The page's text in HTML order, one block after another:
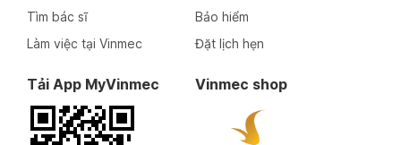
Tìm bác sĩ
Làm việc tại Vinmec
Bảo hiểm
Đặt lịch hẹn
Tải App MyVinmec Vinmec shop